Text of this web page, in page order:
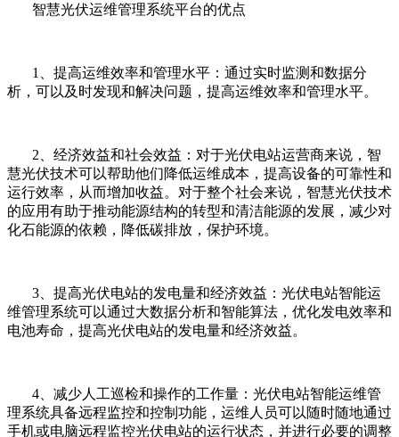
智慧光伏运维管理系统平台的优点
1、提高运维效率和管理水平：通过实时监测和数据分
析，可以及时发现和解决问题，提高运维效率和管理水平。
2、经济效益和社会效益：对于光伏电站运营商来说，智
慧光伏技术可以帮助他们降低运维成本，提高设备的可靠性和
运行效率，从而增加收益。对于整个社会来说，智慧光伏技术
的应用有助于推动能源结构的转型和清洁能源的发展，减少对
化石能源的依赖，降低碳排放，保护环境。
3、提高光伏电站的发电量和经济效益：光伏电站智能运
维管理系统可以通过大数据分析和智能算法，优化发电效率和
电池寿命，提高光伏电站的发电量和经济效益。
4、减少人工巡检和操作的工作量：光伏电站智能运维管
理系统具备远程监控和控制功能，运维人员可以随时随地通过
手机或电脑远程监控光伏电站的运行状态，并进行必要的调整